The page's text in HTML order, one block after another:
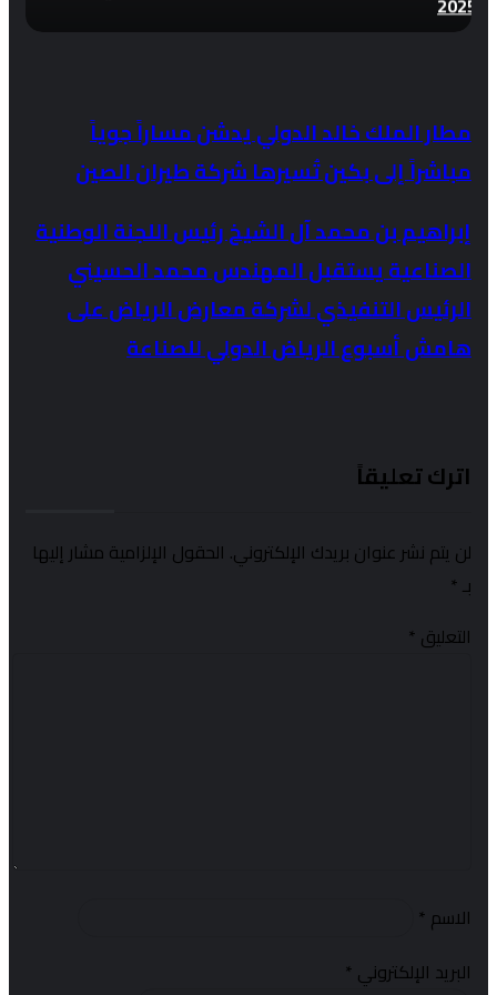
مطار الملك خالد الدولي يدشن مساراً جوياً
مباشراً إلى بكين تُسيرها شركة طيران الصين
إبراهيم بن محمد آل الشيخ رئيس اللجنة الوطنية
الصناعية يستقبل المهندس محمد الحسيني
الرئيس التنفيذي لشركة معارض الرياض على
هامش أسبوع الرياض الدولي للصناعة
اترك تعليقاً
لن يتم نشر عنوان بريدك الإلكتروني. الحقول الإلزامية مشار إليها
بـ*
التعليق *
الاسم *
البريد الإلكتروني *